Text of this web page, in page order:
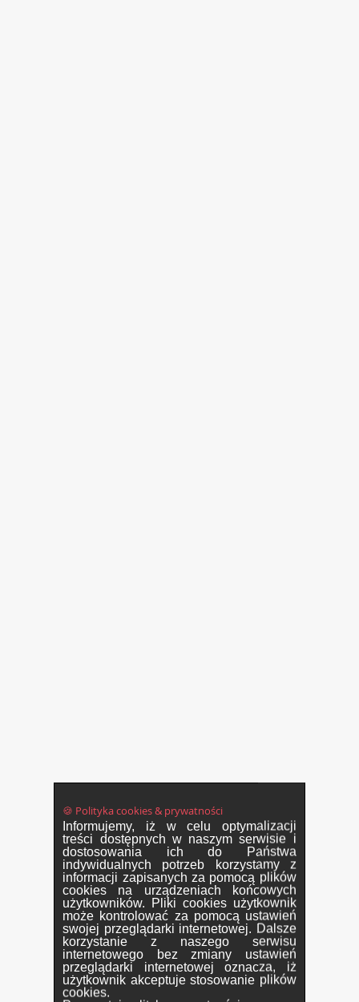
🍪 Polityka cookies & prywatności
Informujemy, iż w celu optymalizacji
treści dostępnych w naszym serwisie i
dostosowania ich do Państwa
indywidualnych potrzeb korzystamy z
informacji zapisanych za pomocą plików
cookies na urządzeniach końcowych
użytkowników. Pliki cookies użytkownik
może kontrolować za pomocą ustawień
swojej przeglądarki internetowej. Dalsze
korzystanie z naszego serwisu
internetowego bez zmiany ustawień
przeglądarki internetowej oznacza, iż
użytkownik akceptuje stosowanie plików
cookies.